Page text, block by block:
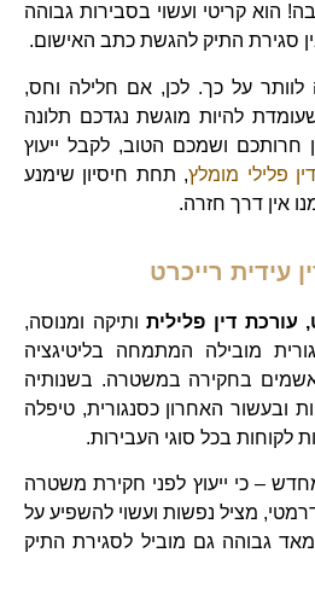
הוא קריטי ועשוי בסבירות גבוהה
סגירת התיק להגשת כתב האישום.
לוותר על כך. לכן, אם חלילה וחס,
להיות מוגשת נגדכם תלונה
ושמכם הטוב, לקבל ייעוץ
פלילי מומלץ, תחת חיסיון שימנע
אין דרך חזרה.
עידית רייכרט
עורכת דין פלילית ותיקה ומנוסה,
מובילה המתמחה בליטיגציה
בחקירה במשטרה. בשנותיה
ובעשור האחרון כסנגורית, טיפלה
לקוחות בכל סוגי העבירות.
– כי ייעוץ לפני חקירת משטרה
דרמטי, מציל נפשות ועשוי להשפיע על
מאד גבוהה גם מוביל לסגירת התיק